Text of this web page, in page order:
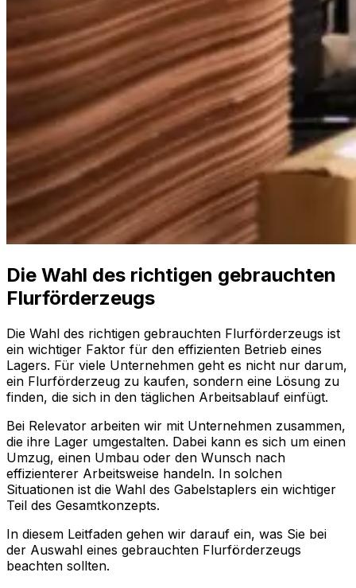
Die Wahl des richtigen gebrauchten
Flurförderzeugs
Die Wahl des richtigen gebrauchten Flurförderzeugs ist
ein wichtiger Faktor für den effizienten Betrieb eines
Lagers. Für viele Unternehmen geht es nicht nur darum,
ein Flurförderzeug zu kaufen, sondern eine Lösung zu
finden, die sich in den täglichen Arbeitsablauf einfügt.
Bei Relevator arbeiten wir mit Unternehmen zusammen,
die ihre Lager umgestalten. Dabei kann es sich um einen
Umzug, einen Umbau oder den Wunsch nach
effizienterer Arbeitsweise handeln. In solchen
Situationen ist die Wahl des Gabelstaplers ein wichtiger
Teil des Gesamtkonzepts.
In diesem Leitfaden gehen wir darauf ein, was Sie bei
der Auswahl eines gebrauchten Flurförderzeugs
beachten sollten.